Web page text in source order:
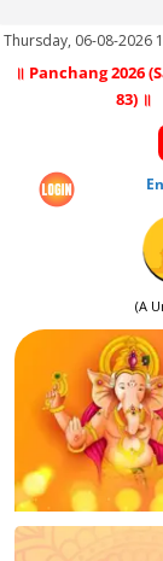
Thursday, 06-08-2026
॥ Panchang 2026
83) ॥
(A